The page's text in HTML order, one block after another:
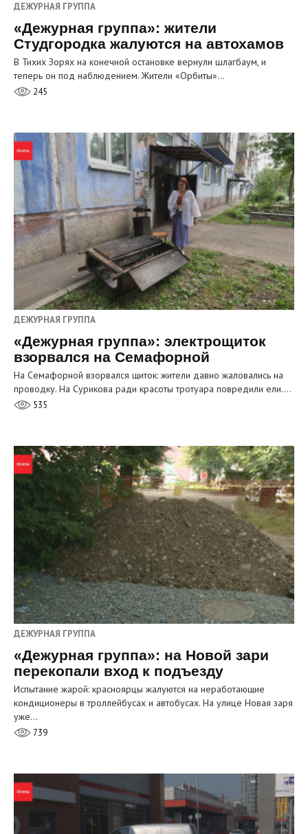
ДЕЖУРНАЯ ГРУППА
«Дежурная группа»: жители
Студгородка жалуются на автохамов
В Тихих Зорях на конечной остановке вернули шлагбаум, и
теперь он под наблюдением. Жители «Орбиты»…
245
ДЕЖУРНАЯ ГРУППА
«Дежурная группа»: электрощиток
взорвался на Семафорной
На Семафорной взорвался щиток: жители давно жаловались на
проводку. На Сурикова ради красоты тротуара повредили ели.…
535
ДЕЖУРНАЯ ГРУППА
«Дежурная группа»: на Новой зари
перекопали вход к подъезду
Испытание жарой: красноярцы жалуются на неработающие
кондиционеры в троллейбусах и автобусах. На улице Новая заря
уже…
739